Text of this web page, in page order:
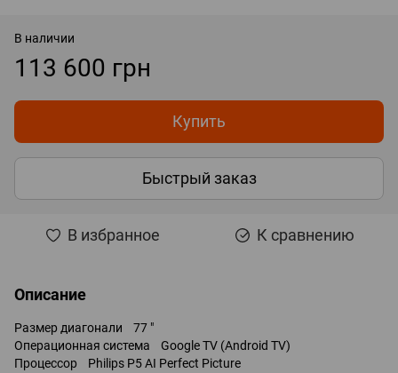
В наличии
113 600 грн
Купить
Быстрый заказ
В избранное К сравнению
Описание
Размер диагонали 77 "
Операционная система Google TV (Android TV)
Процессор Philips P5 AI Perfect Picture